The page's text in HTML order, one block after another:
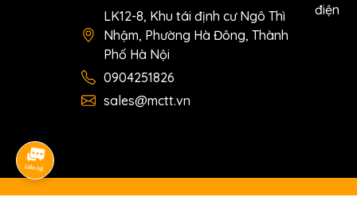
LK12-8, Khu tái định cư Ngô Thì
Nhậm, Phường Hà Đông, Thành
Phố Hà Nội
0904251826
sales@mctt.vn
điện